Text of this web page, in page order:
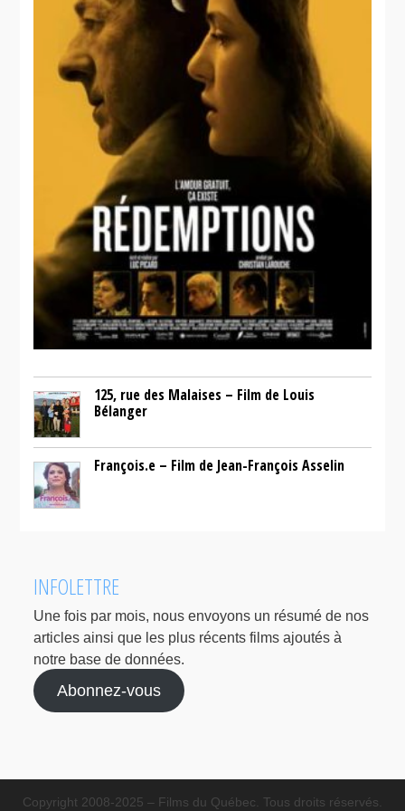
125, rue des Malaises – Film de Louis
Bélanger
François.e – Film de Jean-François Asselin
INFOLETTRE
Une fois par mois, nous envoyons un résumé de nos
articles ainsi que les plus récents films ajoutés à
notre base de données.
Abonnez-vous
Copyright 2008-2025 – Films du Québec. Tous droits réservés.